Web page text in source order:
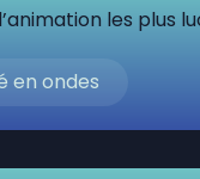
les plus
en ondes